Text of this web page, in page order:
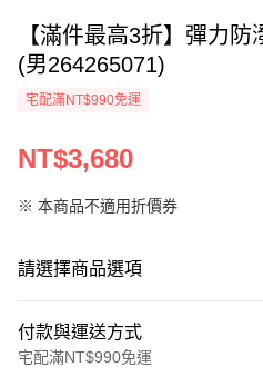
【滿件最高3折】彈力
(男264265071)
宅配滿NT$990免運
NT$3,680
※ 本商品不適用折價券
請選擇商品選項
付款與運送方式
宅配滿NT$990免運